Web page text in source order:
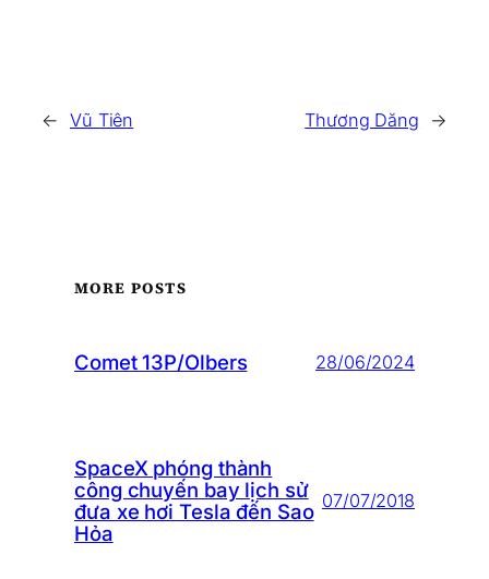
← Vũ Tiên Thương Dăng →
MORE POSTS
Comet 13P/Olbers 28/06/2024
SpaceX phóng thành
công chuyến bay lịch sử
đưa xe hơi Tesla đến Sao
Hỏa
07/07/2018